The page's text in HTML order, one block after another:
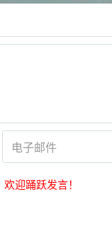
欢迎踊跃发言！